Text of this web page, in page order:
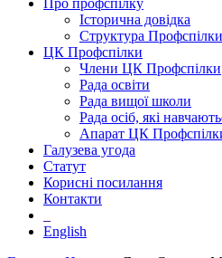
Про профспілку
Історична довідка
Структура Профспілки
ЦК Профспілки
Члени ЦК Профспілки
Рада освіти
Рада вищої школи
Рада осіб, які
Апарат ЦК
Галузева угода
Статут
Корисні посилання
Контакти
English